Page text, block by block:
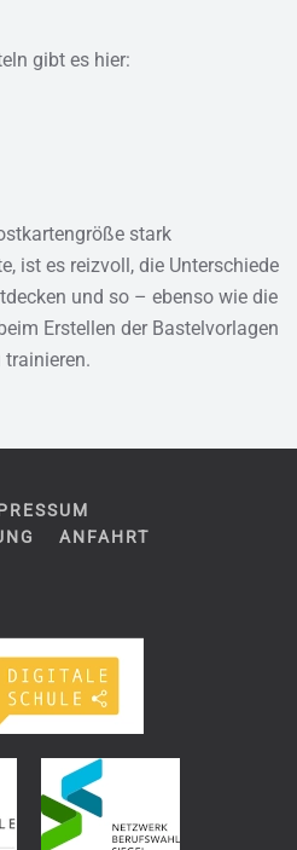
gibt es hier:
stark
ist es reizvoll, die Unterschiede
und so – ebenso wie die
Erstellen der Bastelvorlagen
ANFAHRT